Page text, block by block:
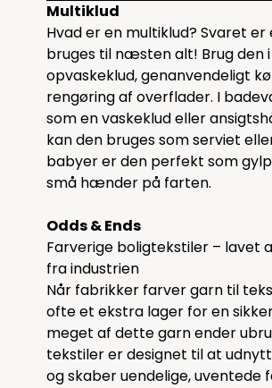
Multiklud
Hvad er en multiklud? Svaret
bruges til næsten alt! Brug den
opvaskeklud, genanvendeligt
rengøring af overflader. I
som en vaskeklud eller
kan den bruges som serviet
babyer er den perfekt som
små hænder på farten.
Odds & Ends
Farverige boligtekstiler – lavet
fra industrien
Når fabrikker farver garn til
ofte et ekstra lager for en
meget af dette garn ender
tekstiler er designet til at
og skaber uendelige, uventede